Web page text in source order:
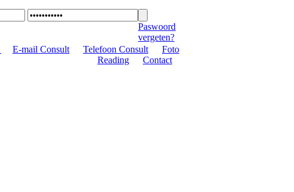
Paswoord
vergeten?
E-mail Consult Telefoon Consult
Foto
Reading
Contact